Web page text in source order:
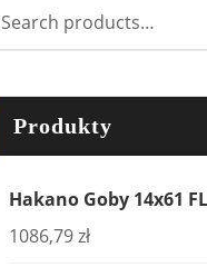
Produkty
Hakano Goby 14x61
1086,79zł